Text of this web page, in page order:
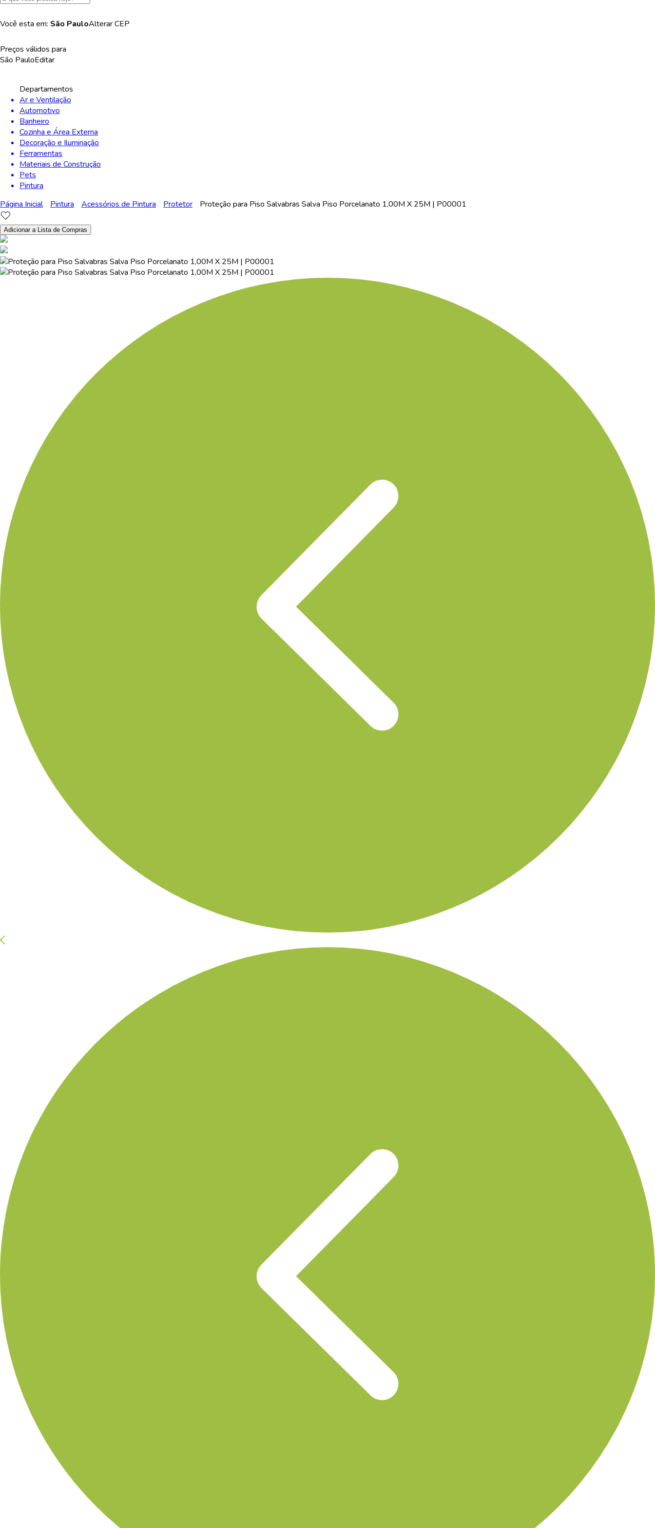
Você esta em: São PauloAlterarCEP
Preços válidos para
São PauloEditar
Departamentos
Ar e Ventilação
Automotivo
Banheiro
Cozinha e Área Externa
Decoração e Iluminação
Ferramentas
Materiais de Construção
Pets
Pintura
Página Inicial
Pintura Acessórios de Pintura Protetor Proteção para Piso Salvabras Salva Piso Porcelanato 1,00M X 25M | P00001
Adicionar a Lista de Compras